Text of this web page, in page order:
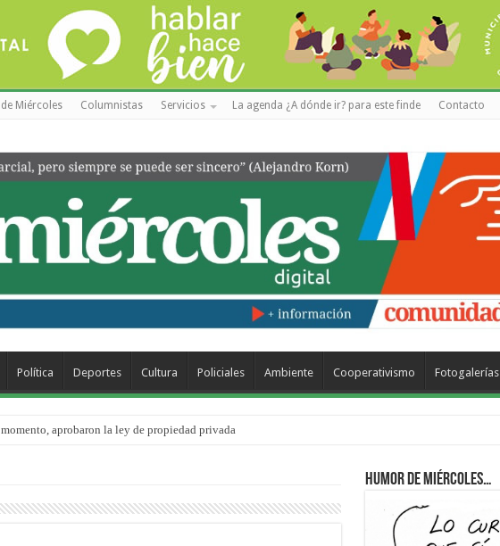
Miércoles Columnistas Servicios La agenda ¿A dónde ir? para este finde Contacto
Política Deportes Cultura Policiales Ambiente Cooperativismo Fotogalerías
aprobaron la ley de propiedad privada
9 de agosto: la agenda ¿A dónde ir? para este finde
Humor de Miércoles…